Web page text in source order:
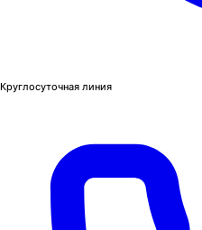
Круглосуточная линия